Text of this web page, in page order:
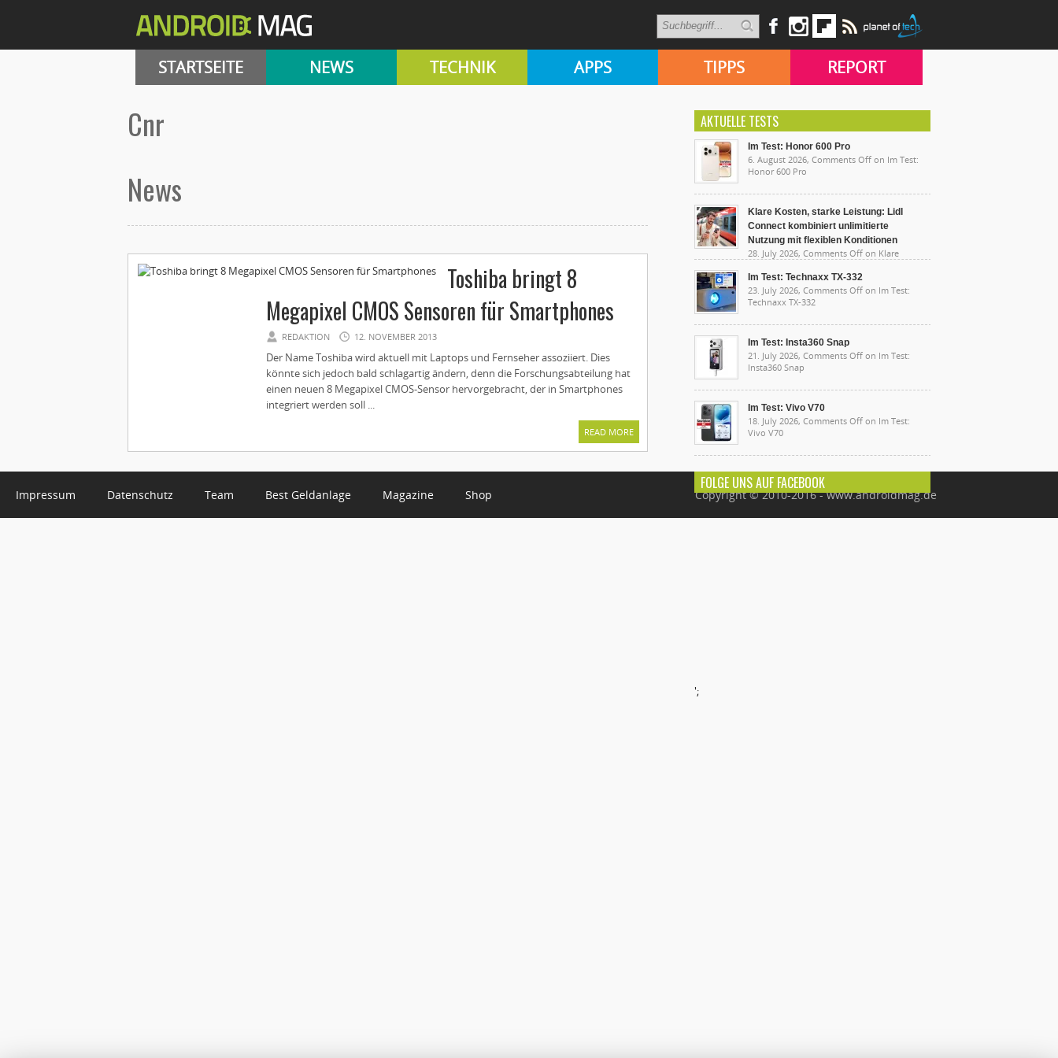
STARTSEITE NEWS TECHNIK APPS TIPPS REPORT
cnr
News
Toshiba bringt 8
Megapixel CMOS Sensoren für Smartphones
REDAKTION 12. NOVEMBER 2013
Der Name Toshiba wird aktuell mit Laptops und Fernseher assoziiert. Dies
könnte sich jedoch bald schlagartig ändern, denn die Forschungsabteilung hat
einen neuen 8 Megapixel CMOS-Sensor hervorgebracht, der in Smartphones
integriert werden soll ...
READ MORE
AKTUELLE TESTS
Im Test: Honor 600 Pro
6. August 2026, Comments Off on Im Test:
Honor 600 Pro
Klare Kosten, starke Leistung: Lidl
Connect kombiniert unlimitierte
Nutzung mit flexiblen Konditionen
28. July 2026, Comments Off on Klare
unlimitierte Nutzung mit flexiblen Konditionen
Im Test: Technaxx TX-332
23. July 2026, Comments Off on Im Test:
Technaxx TX-332
Im Test: Insta360 Snap
21. July 2026, Comments Off on Im Test:
Insta360 Snap
Im Test: Vivo V70
18. July 2026, Comments Off on Im Test:
Vivo V70
FOLGE UNS AUF FACEBOOK
';
Impressum Datenschutz Team Best Geldanlage Magazine Shop Copyright © 2010-2016 - www.androidmag.de